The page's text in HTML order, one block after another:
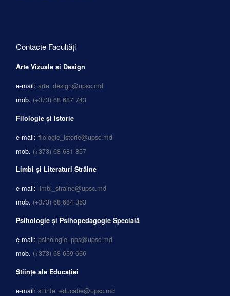
Contacte Facultăți
Arte Vizuale și Design
e-mail: arte_design@upsc.md
mob. (+373) 68 687 743
Filologie și Istorie
e-mail: filologie_istorie@upsc.md
mob. (+373) 68 681 857
Limbi și Literaturi Străine
e-mail: limbi_straine@upsc.md
mob. (+373) 68 684 353
Psihologie și Psihopedagogie Specială
e-mail: psihologie_pps@upsc.md
mob. (+373) 68 659 666
Științe ale Educației
e-mail: stiinte_educatie@upsc.md